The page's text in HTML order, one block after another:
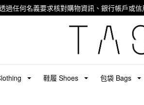
過任何名義要求核對購物資訊、銀行帳戶或
鞋履 Shoes 包袋 Bags